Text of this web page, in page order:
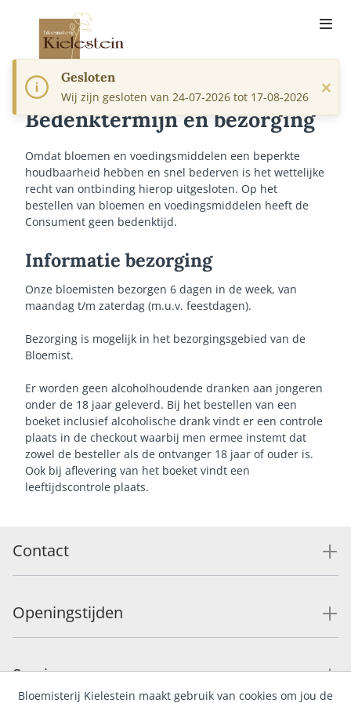
Bedenktermijn en bezorging
Omdat bloemen en voedingsmiddelen een beperkte
houdbaarheid hebben en snel bederven is het wettelijke
recht van ontbinding hierop uitgesloten. Op het
bestellen van bloemen en voedingsmiddelen heeft de
Consument geen bedenktijd.
Informatie bezorging
Onze bloemisten bezorgen 6 dagen in de week, van
maandag t/m zaterdag (m.u.v. feestdagen).
Bezorging is mogelijk in het bezorgingsgebied van de
Bloemist.
Er worden geen alcoholhoudende dranken aan jongeren
onder de 18 jaar geleverd. Bij het bestellen van een
boeket inclusief alcoholische drank vindt er een controle
plaats in de checkout waarbij men ermee instemt dat
zowel de besteller als de ontvanger 18 jaar of ouder is.
Ook bij aflevering van het boeket vindt een
leeftijdscontrole plaats.
Contact
Openingstijden
Service
Gesloten
Wij zijn gesloten van 24-07-2026 tot 17-08-2026 ×
Bloemisterij Kielestein maakt gebruik van cookies om jou de